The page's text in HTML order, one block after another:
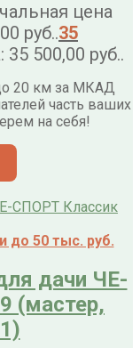
цена
руб..35
500,00 руб..
20 км за МКАД
часть ваших
на себя!
до 50 тыс. руб.
дачи ЧЕ-
(мастер,